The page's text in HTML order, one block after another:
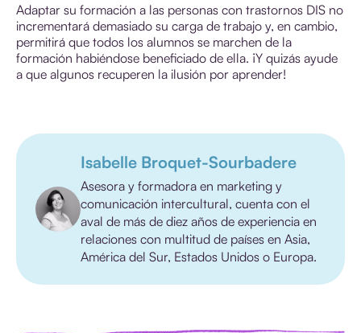
Adaptar su formación a las personas con trastornos DIS no
incrementará demasiado su carga de trabajo y, en cambio,
permitirá que todos los alumnos se marchen de la
formación habiéndose beneficiado de ella. ¡Y quizás ayude
a que algunos recuperen la ilusión por aprender!
Isabelle Broquet-Sourbadere
Asesora y formadora en marketing y
comunicación intercultural, cuenta con el
aval de más de diez años de experiencia en
relaciones con multitud de países en Asia,
América del Sur, Estados Unidos o Europa.